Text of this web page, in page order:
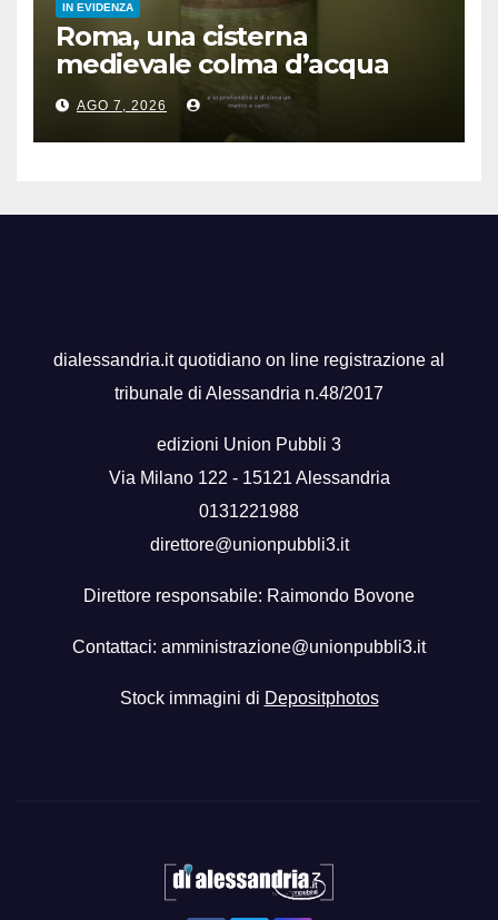
IN EVIDENZA
Roma, una cisterna
medievale colma d’acqua
sotto palazzo San Macuto
AGO 7, 2026
dialessandria.it quotidiano on line registrazione al
tribunale di Alessandria n.48/2017
edizioni Union Pubbli 3
Via Milano 122 - 15121 Alessandria
0131221988
direttore@unionpubbli3.it
Direttore responsabile: Raimondo Bovone
Contattaci: amministrazione@unionpubbli3.it
Stock immagini di Depositphotos